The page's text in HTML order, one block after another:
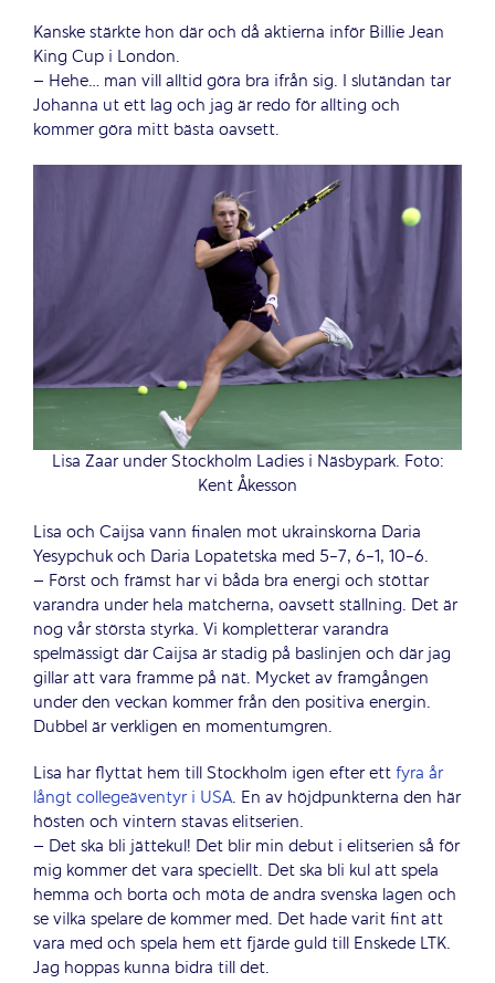
Kanske stärkte hon där och då aktierna inför Billie Jean
King Cup i London.
– Hehe… man vill alltid göra bra ifrån sig. I slutändan tar
Johanna ut ett lag och jag är redo för allting och
kommer göra mitt bästa oavsett.
Lisa Zaar under Stockholm Ladies i Näsbypark. Foto:
Kent Åkesson
Lisa och Caijsa vann finalen mot ukrainskorna Daria
Yesypchuk och Daria Lopatetska med 5-7, 6-1, 10-6.
– Först och främst har vi båda bra energi och stöttar
varandra under hela matcherna, oavsett ställning. Det är
nog vår största styrka. Vi kompletterar varandra
spelmässigt där Caijsa är stadig på baslinjen och där jag
gillar att vara framme på nät. Mycket av framgången
under den veckan kommer från den positiva energin.
Dubbel är verkligen en momentumgren.
Lisa har flyttat hem till Stockholm igen efter ettfyra år
långt collegeäventyr i USA. En av höjdpunkterna den här
hösten och vintern stavas elitserien.
– Det ska bli jättekul! Det blir min debut i elitserien så för
mig kommer det vara speciellt. Det ska bli kul att spela
hemma och borta och möta de andra svenska lagen och
se vilka spelare de kommer med. Det hade varit fint att
vara med och spela hem ett fjärde guld till Enskede LTK.
Jag hoppas kunna bidra till det.